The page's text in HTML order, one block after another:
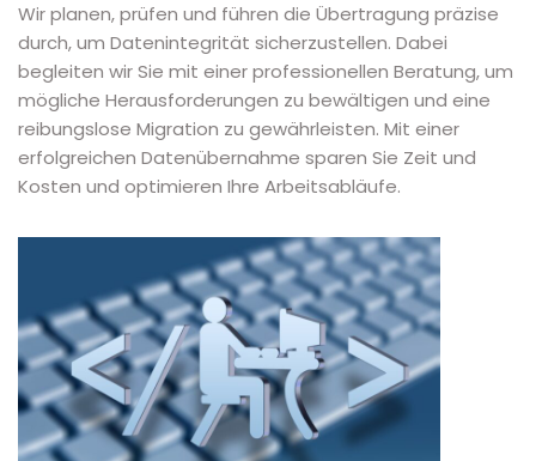
Wir planen, prüfen und führen die Übertragung präzise
durch, um Datenintegrität sicherzustellen. Dabei
begleiten wir Sie mit einer professionellen Beratung, um
mögliche Herausforderungen zu bewältigen und eine
reibungslose Migration zu gewährleisten. Mit einer
erfolgreichen Datenübernahme sparen Sie Zeit und
Kosten und optimieren Ihre Arbeitsabläufe.